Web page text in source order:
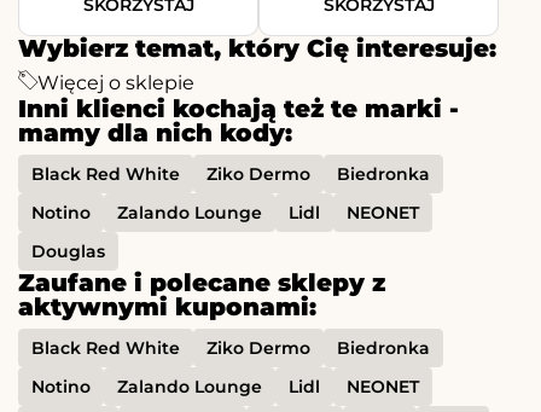
Wybierz temat, który Cię interesuje:
Więcej o sklepie
Inni klienci kochają też te marki -
mamy dla nich kody:
Black Red White Ziko Dermo
Biedronka
Notino
Zalando Lounge Lidl
NEONET
Douglas
Zaufane i polecane sklepy z
aktywnymi kuponami:
Black Red White Ziko Dermo
Biedronka
Notino
Zalando Lounge Lidl
NEONET
SKORZYSTAJ SKORZYSTAJ